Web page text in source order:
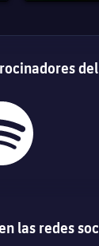
las redes